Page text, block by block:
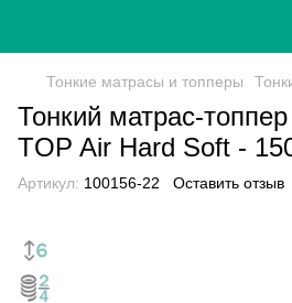
Тонкие матрасы и топперы
Тонкий матрас-
TOP Air Hard Soft -
Артикул: 100156-22 Оставить отзыв